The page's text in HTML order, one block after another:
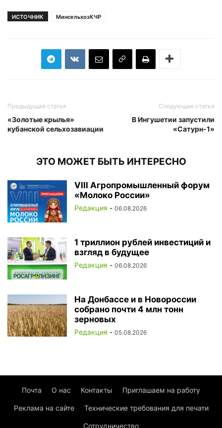
ИСТОЧНИК МинсельхозКЧР
Предыдущая статья
«Золотые крылья»
кубанской сельхозавиации
Следующая статья
В Ингушетии запустили
«Сатурн-1»
ЭТО МОЖЕТ БЫТЬ ИНТЕРЕСНО
VIII Агропромышленный форум
«Молоко России»
Редакция - 06.08.2026
1 триллион рублей инвестиций и
взгляд в будущее
Редакция - 06.08.2026
На Донбассе и в Новороссии
собрано почти 4 млн тонн
зерновых
Редакция - 05.08.2026
Почта О нас Контакты Приглашаем на работу
Реклама на сайте Технические требования для печати
Сотрудничество